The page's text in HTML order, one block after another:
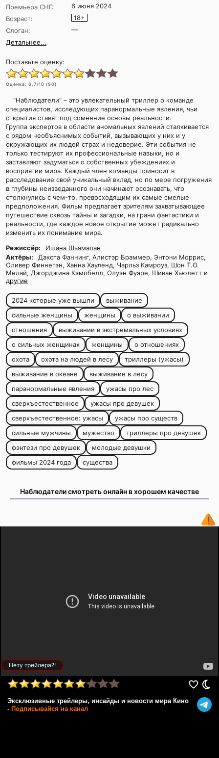
Премьера СНГ:
6 июня 2024
Возраст:
18+
Слоган:
—
Детальнее...
Поставьте оценку:
Оценка: 6.7/10 (90)
"Наблюдатели" – это увлекательный триллер о команде
специалистов, исследующих паранормальные явления, чьи
открытия ставят под сомнение основы реальности.
Группа экспертов в области аномальных явлений сталкивается
с рядом необъяснимых событий, вызывающих у них и у
окружающих их людей страх и недоверие. Эти события не
только тестируют их профессиональные навыки, но и
заставляют задуматься о собственных убеждениях и
восприятии мира. Каждый член команды приносит в
расследование свой уникальный вклад, но по мере погружения
в глубины неизведанного они начинают осознавать, что
столкнулись с чем-то, превосходящим их самые смелые
предположения. Фильм предлагает зрителям захватывающее
путешествие сквозь тайны и загадки, на грани фантастики и
реальности, где каждое новое открытие может радикально
изменить их понимание мира.
Режиссёр:
Ишана Шьямалан
Актёры:
Дакота Фаннинг, Алистэр Браммер, Энтони Моррис,
Оливер Финнегэн, Ханна Хауленд, Чарльз Камроуз, Шон Т.О.
Мелай, Джорджина Кэмпбелл, Олуэн Фуэре, Шиван Хьюлетт и
другие
2024 которые уже вышли
выживание
сильные женщины
женщины
о выживании
отношения
выживании в экстремальных условиях
о сильных женщинах
женщины
о отношениях
охота
охота на людей в лесу
триллеры (ужасы)
выживание в океане
выживание в лесу
паранормальные явления
ужасы про лес
сверхъестественное
ужасы про девушек
сверхъестественное: ужасы
ужасы про существ
сильные мужчины
мужество
триллеры про девушек
фэнтези про девушек
молодые девушки
фильмы 2024 года
существа
Наблюдатели смотреть онлайн в хорошем качестве
Нету трейлера?!
Эксклюзивные трейлеры, инсайды и новости мира Кино
- Подписывайся на канал